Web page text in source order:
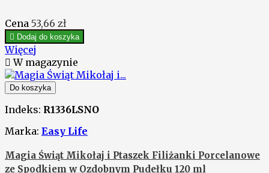
Cena 53,66 zł
 Dodaj do koszyka
Więcej
 W magazynie
Do koszyka
Indeks: R1336LSNO
Marka: Easy Life
Magia Świąt Mikołaj i Ptaszek Filiżanki Porcelanowe
ze Spodkiem w Ozdobnym Pudełku 120 ml